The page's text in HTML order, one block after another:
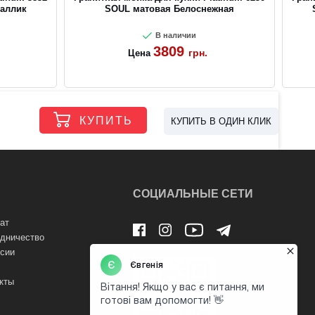
SOUL матовая Белоснежная
В наличии
Цена 3809 грн.
КУПИТЬ КУПИТЬ В ОДИН КЛИК
СОЦИАЛЬНЫЕ СЕТИ